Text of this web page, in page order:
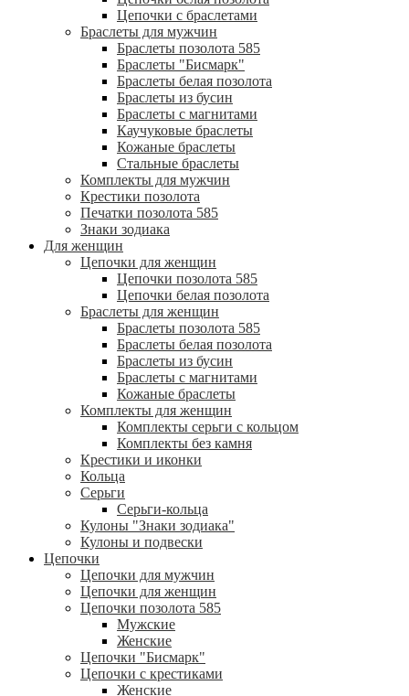
Цепочки с браслетами
Браслеты для мужчин
Браслеты позолота 585
Браслеты "Бисмарк"
Браслеты белая позолота
Браслеты из бусин
Браслеты с магнитами
Каучуковые браслеты
Кожаные браслеты
Стальные браслеты
Комплекты для мужчин
Крестики позолота
Печатки позолота 585
Знаки зодиака
Для женщин
Цепочки для женщин
Цепочки позолота 585
Цепочки белая позолота
Браслеты для женщин
Браслеты позолота 585
Браслеты белая позолота
Браслеты из бусин
Браслеты с магнитами
Кожаные браслеты
Комплекты для женщин
Комплекты серьги с кольцом
Комплекты без камня
Крестики и иконки
Кольца
Серьги
Серьги-кольца
Кулоны "Знаки зодиака"
Кулоны и подвески
Цепочки
Цепочки для мужчин
Цепочки для женщин
Цепочки позолота 585
Мужские
Женские
Цепочки "Бисмарк"
Цепочки с крестиками
Женские